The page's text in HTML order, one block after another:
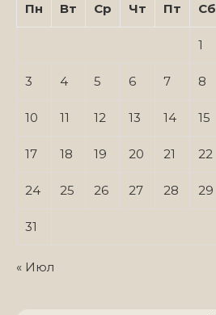
Пн
Вт Ср Чт Пт Сб
1
3 4 5 6 7 8
10 11 12 13 14 15
17 18 19 20 21 22
24 25 26 27 28 29
31
« Июл